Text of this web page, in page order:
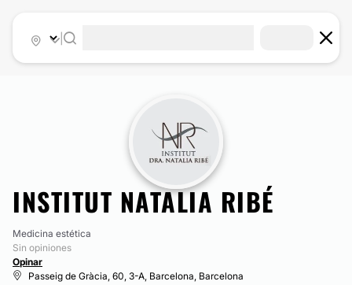
INSTITUT NATALIA RIBÉ
Medicina estética
Sin opiniones
Opinar
Passeig de Gràcia, 60, 3-A, Barcelona, Barcelona